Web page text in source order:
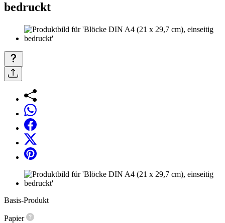
bedruckt
Basis-Produkt
Papier